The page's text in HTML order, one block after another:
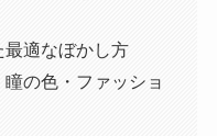
最適なぼかし方
の色・ファッショ